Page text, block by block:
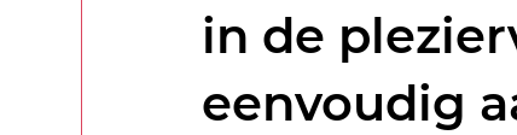
in de
eenvoudig